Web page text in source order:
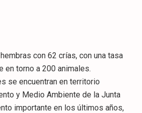
con 62 crías, con una tasa
en torno a 200 animales.
se encuentran en territorio
y Medio Ambiente de la Junta
importante en los últimos años,